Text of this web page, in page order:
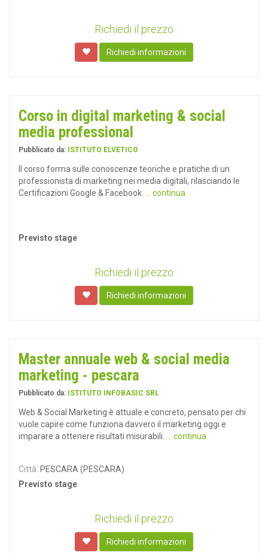
Richiedi il prezzo
Richiedi informazioni
Corso in digital marketing & social
media professional
Pubblicato da: ISTITUTO ELVETICO
Il corso forma sulle conoscenze teoriche e pratiche di un
professionista di marketing nei media digitali, rilasciando le
Certificazioni Google & Facebook.
... continua
Previsto stage
Richiedi il prezzo
Richiedi informazioni
Master annuale web & social media
marketing - pescara
Pubblicato da: ISTITUTO INFOBASIC SRL
Web & Social Marketing è attuale e concreto, pensato per chi
vuole capire come funziona davvero il marketing oggi e
imparare a ottenere risultati misurabili.
... continua
Città: PESCARA (PESCARA)
Previsto stage
Richiedi il prezzo
Richiedi informazioni